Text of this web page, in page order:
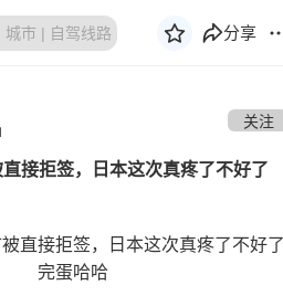
分享
关注
接拒签，日本这次真疼了不好了